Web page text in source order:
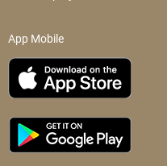
App Mobile